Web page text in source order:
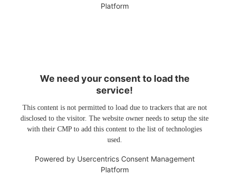
Platform
We need your consent to load the
service!
This content is not permitted to load due to trackers that are not
disclosed to the visitor. The website owner needs to setup the site
with their CMP to add this content to the list of technologies
used.
Powered by Usercentrics Consent Management
Platform